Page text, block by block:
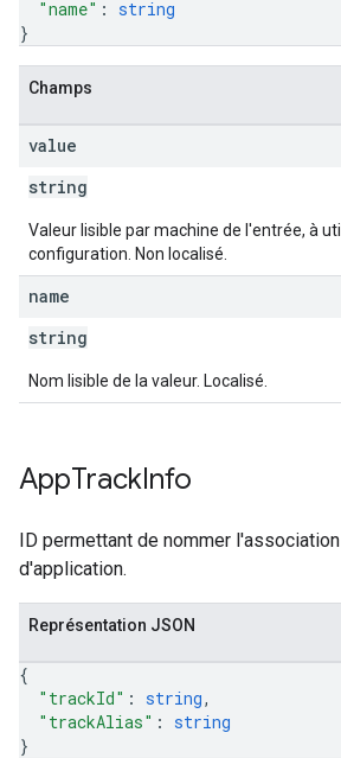
"name" : string
}
Champs
value
string
Valeur lisible par machine de l'entrée, à
configuration. Non localisé.
name
string
Nom lisible de la valeur. Localisé.
AppTrackInfo
ID permettant de nommer
d'application.
Représentation JSON
{
"trackId" : string,
"trackAlias" : string
}